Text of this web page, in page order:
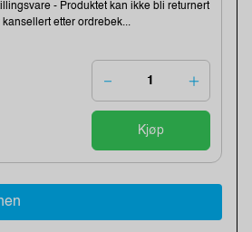
- Produktet kan ikke bli returnert
kansellert etter ordrebek...
Kjøp